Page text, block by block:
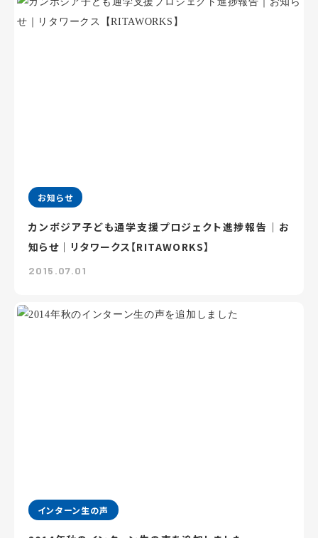
お知らせ
カンボジア子ども通学支援プロジェクト進捗報告｜お
知らせ｜リタワークス【RITAWORKS】
2015.07.01
インターン生の声